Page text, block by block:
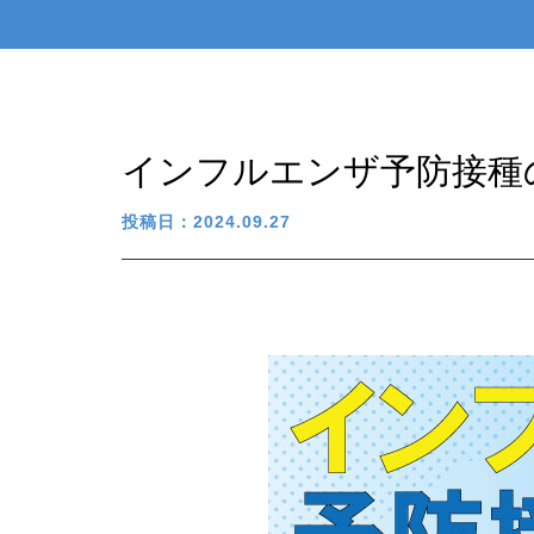
インフルエンザ予防接種
投稿日：2024.09.27